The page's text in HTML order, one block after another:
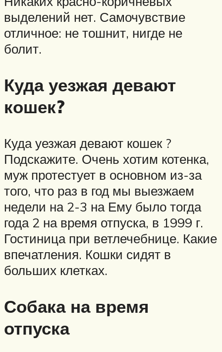
выделений нет. Самочувствие
отличное: не тошнит, нигде не
болит.
Куда уезжая девают
кошек?
Куда уезжая девают кошек ?
Подскажите. Очень хотим котенка,
муж протестует в основном из-за
того, что раз в год мы выезжаем
недели на 2-3 на Ему было тогда
года 2 на время отпуска, в 1999 г.
Гостиница при ветлечебнице. Какие
впечатления. Кошки сидят в
больших клетках.
Собака на время
отпуска